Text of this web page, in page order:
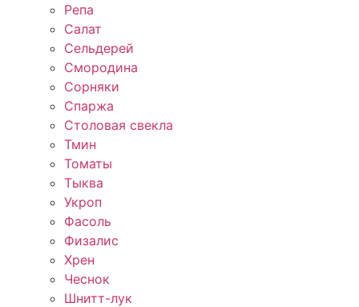
Репа
Салат
Сельдерей
Смородина
Сорняки
Спаржа
Столовая свекла
Тмин
Томаты
Тыква
Укроп
Фасоль
Физалис
Хрен
Чеснок
Шнитт-лук